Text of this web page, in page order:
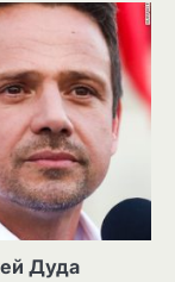
Дуда